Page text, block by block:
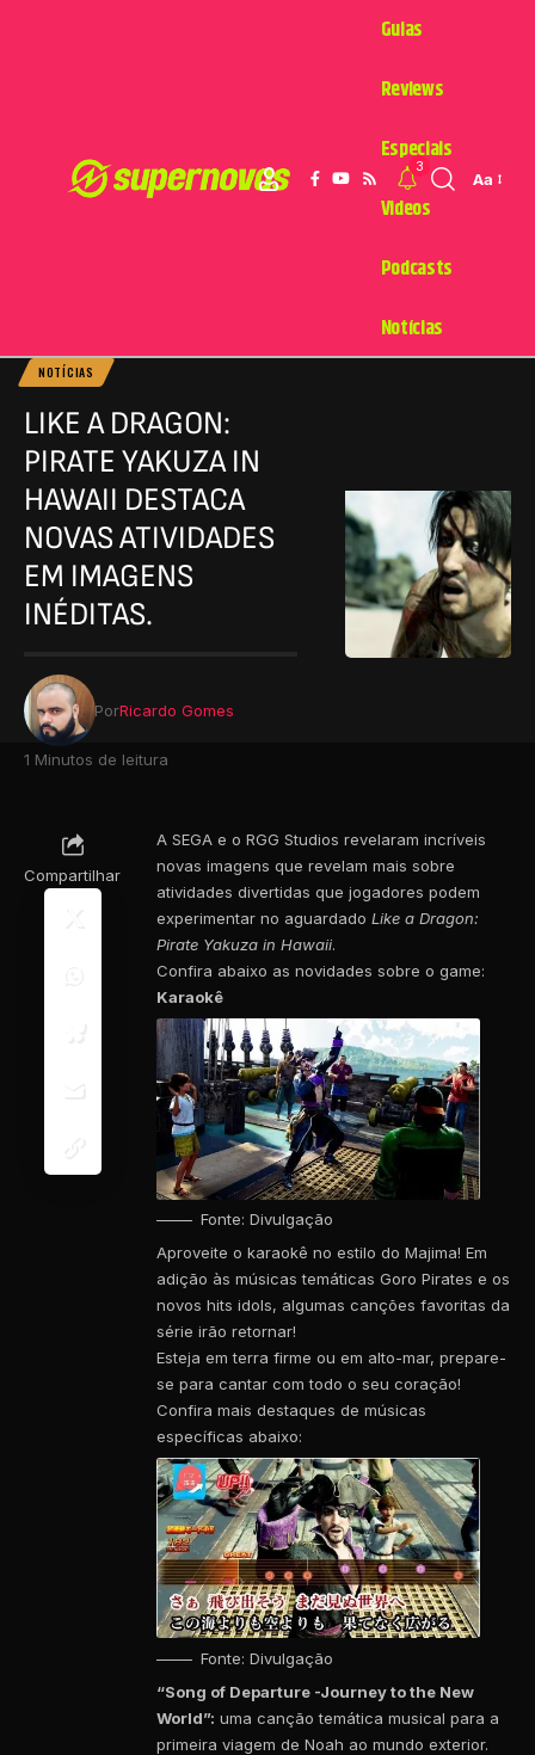
Guias
Reviews
Especiais
Videos
Podcasts
Notícias
3
Aa
NOTÍCIAS
LIKE A DRAGON:
PIRATE YAKUZA IN
HAWAII DESTACA
NOVAS ATIVIDADES
EM IMAGENS
INÉDITAS.
PorRicardo Gomes
1 Minutos de leitura
Compartilhar
A SEGA e o RGG Studios revelaram incríveis
novas imagens que revelam mais sobre
atividades divertidas que jogadores podem
experimentar no aguardado Like a Dragon:
Pirate Yakuza in Hawaii.
Confira abaixo as novidades sobre o game:
Karaokê
Fonte: Divulgação
Aproveite o karaokê no estilo do Majima! Em
adição às músicas temáticas Goro Pirates e os
novos hits idols, algumas canções favoritas da
série irão retornar!
Esteja em terra firme ou em alto-mar, prepare-
se para cantar com todo o seu coração!
Confira mais destaques de músicas
específicas abaixo:
Fonte: Divulgação
“Song of Departure -Journey to the New
World”: uma canção temática musical para a
primeira viagem de Noah ao mundo exterior.